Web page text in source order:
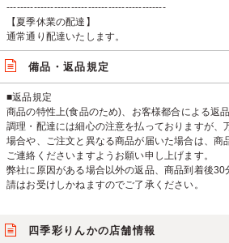
-----------------------------------------------
【夏季休業の配達】
通常通り配達いたします。
備品・返品規定
■返品規定
商品の特性上(食品のため)、お客様都合による返
調理・配達には細心の注意を払っておりますが、
場合や、ご注文と異なる商品が届いた場合は、商
ご連絡くださいますようお願い申し上げます。
弊社に原因がある場合以外の返品、商品到着後30
請はお受けしかねますのでご了承ください。
四季彩りんかの店舗情報